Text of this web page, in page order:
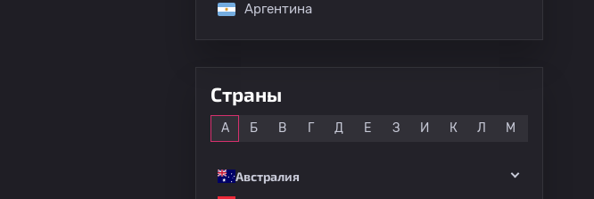
Аргентина
Страны
А Б В Г Д Е З И К Л М
Австралия